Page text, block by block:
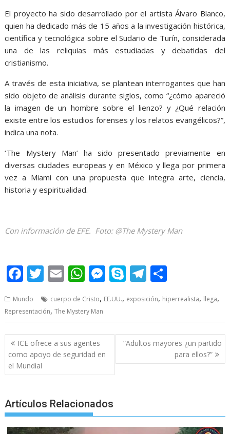
El proyecto ha sido desarrollado por el artista Álvaro Blanco,
quien ha dedicado más de 15 años a la investigación histórica,
científica y tecnológica sobre el Sudario de Turín, considerada
una de las reliquias más estudiadas y debatidas del
cristianismo.
A través de esta iniciativa, se plantean interrogantes que han
sido objeto de análisis durante siglos, como “¿cómo apareció
la imagen de un hombre sobre el lienzo? y ¿Qué relación
existe entre los estudios forenses y los relatos evangélicos?”,
indica una nota.
‘The Mystery Man’ ha sido presentado previamente en
diversas ciudades europeas y en México y llega por primera
vez a Miami con una propuesta que integra arte, ciencia,
historia y espiritualidad.
Con información de EFE. Foto: @The Mystery Man
F
e
b
o
o
k
T
itt
er
E
ai
l
W
at
s
A
p
p
M
ss
e
n
er
S
y
p
e
T
e
gr
a
ar
e
Mundo cuerpo de Cristo, EE.UU., exposición, hiperrealista, llega,
Representación,The Mystery Man
Post
navigation
ICE ofrece a sus agentes
como apoyo de seguridad en
el Mundial
“Adultos mayores ¿un partido
para ellos?”
Artículos Relacionados